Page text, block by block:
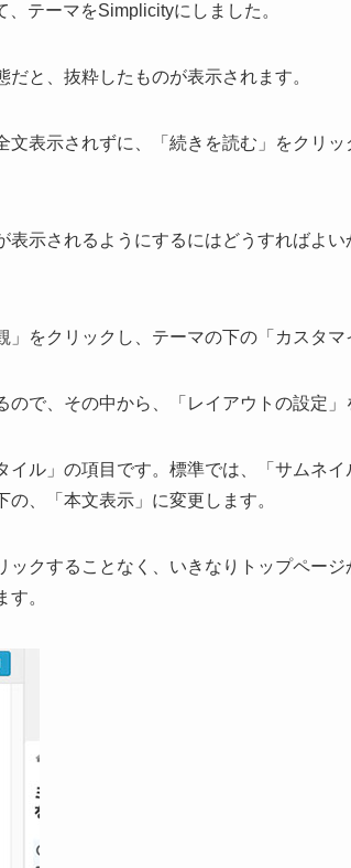
テーマをSimplicityにしました。
と、抜粋したものが表示されます。
文表示されずに、「続きを読む」をクリ
表示されるようにするにはどうすればよ
」をクリックし、テーマの下の「カスタマ
ので、その中から、「レイアウトの設定」
イル」の項目です。標準では、「サムネ
、「本文表示」に変更します。
ックすることなく、いきなりトップペー
。